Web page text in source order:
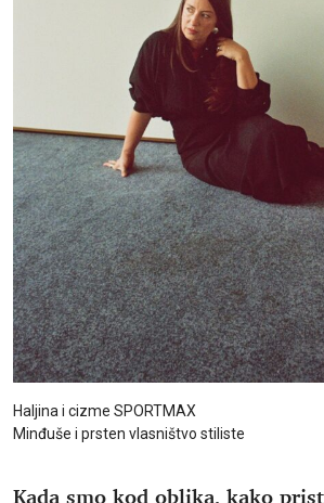
Haljina i cizme SPORTMAX
Minđuše i prsten vlasništvo stiliste
Kada smo kod oblika, kako